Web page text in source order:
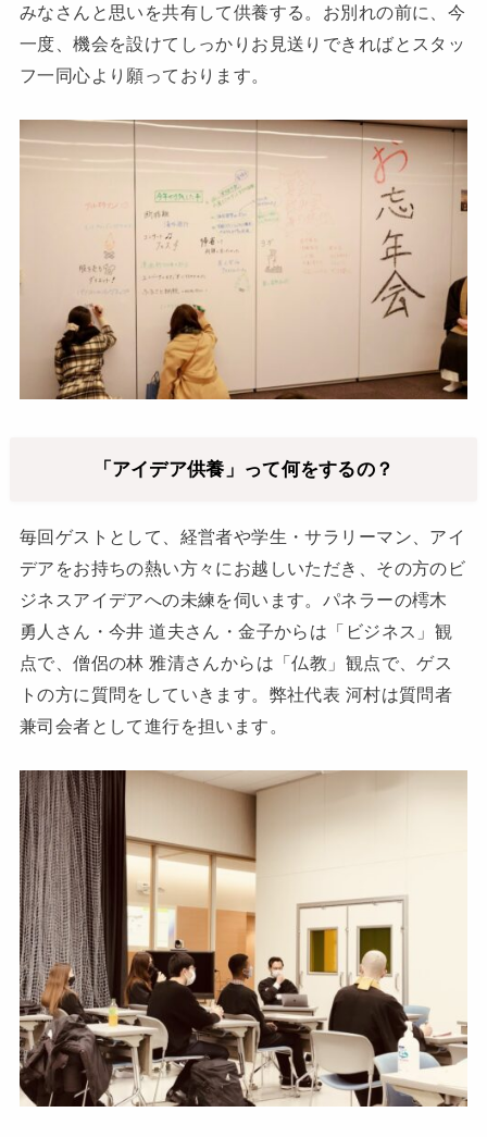
みなさんと思いを共有して供養する。お別れの前に、今
一度、機会を設けてしっかりお見送りできればとスタッ
フ一同心より願っております。
「アイデア供養」って何をするの？
毎回ゲストとして、経営者や学生・サラリーマン、アイ
デアをお持ちの熱い方々にお越しいただき、その方のビ
ジネスアイデアへの未練を伺います。パネラーの樗木
勇人さん・今井 道夫さん・金子からは「ビジネス」観
点で、僧侶の林 雅清さんからは「仏教」観点で、ゲス
トの方に質問をしていきます。弊社代表 河村は質問者
兼司会者として進行を担います。